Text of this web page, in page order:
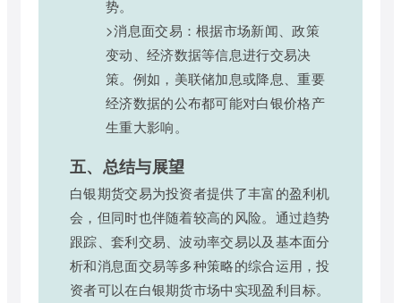
势。
>消息面交易：根据市场新闻、政策
变动、经济数据等信息进行交易决
策。例如，美联储加息或降息、重要
经济数据的公布都可能对白银价格产
生重大影响。
五、总结与展望
白银期货交易为投资者提供了丰富的盈利机
会，但同时也伴随着较高的风险。通过趋势
跟踪、套利交易、波动率交易以及基本面分
析和消息面交易等多种策略的综合运用，投
资者可以在白银期货市场中实现盈利目标。